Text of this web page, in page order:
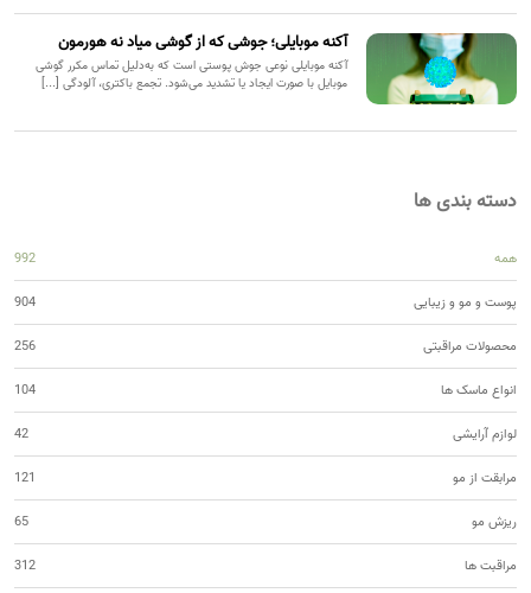
آکنه موبایلی؛ جوشی که از گوشی میاد نه هورمون
آکنه موبایلی نوعی جوش پوستی است که به‌دلیل تماس مکرر گوشی
موبایل با صورت ایجاد یا تشدید می‌شود. تجمع باکتری، آلودگی [...]
دسته بندی ها
همه 992
پوست و مو و زیبایی 904
محصولات مراقبتی 256
انواع ماسک ها 104
لوازم آرایشی 42
مرابقت از مو 121
ریزش مو 65
مراقبت ها 312